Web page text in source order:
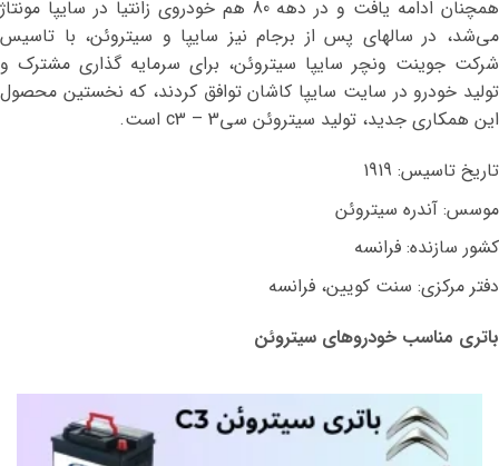
همچنان ادامه یافت و در دهه 80 هم خودروی زانتیا در سایپا مونتاژ
می‌شد، در سالهای پس از برجام نیز سایپا و سیتروئن، با تاسیس
شرکت جوینت ونچر سایپا سیتروئن، برای سرمایه گذاری مشترک و
تولید خودرو در سایت سایپا کاشان توافق کردند، که نخستین محصول
این همکاری جدید، تولید سیتروئن سی3 – c3 است.
تاریخ تاسیس: 1919
موسس: آندره سیتروئن
کشور سازنده: فرانسه
دفتر مرکزی: سنت کویین، فرانسه
باتری مناسب خودروهای سیتروئن